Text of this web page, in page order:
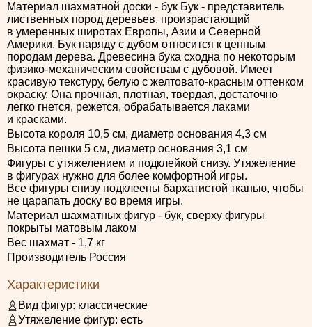
Материал шахматной доски - бук Бук - представитель
лиственных пород деревьев, произрастающий
в умеренных широтах Европы, Азии и Северной
Америки. Бук наряду с дубом относится к ценным
породам дерева. Древесина бука сходна по некоторым
физико-механическим свойствам с дубовой. Имеет
красивую текстуру, белую с желтовато-красным оттенком
окраску. Она прочная, плотная, твердая, достаточно
легко гнется, режется, обрабатывается лаками
и красками.
Высота короля 10,5 см, диаметр основания 4,3 см
Высота пешки 5 см, диаметр основания 3,1 см
Фигуры с утяжелением и подклейкой снизу. Утяжеление
в фигурах нужно для более комфортной игры.
Все фигуры снизу подклеены бархатистой тканью, чтобы
не царапать доску во время игры.
Материал шахматных фигур - бук, сверху фигуры
покрыты матовым лаком
Вес шахмат - 1,7 кг
Производитель Россия
Характеристики
Вид фигур: классические
Утяжеление фигур: есть